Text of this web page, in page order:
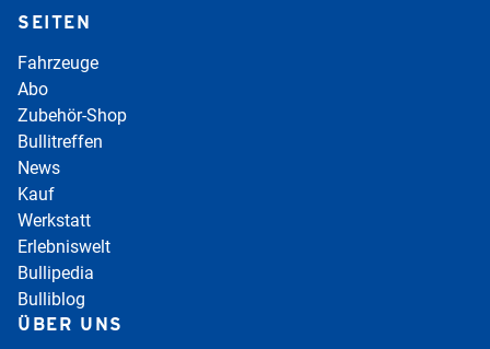
SEITEN
Fahrzeuge
Abo
Zubehör-Shop
Bullitreffen
News
Kauf
Werkstatt
Erlebniswelt
Bullipedia
Bulliblog
ÜBER UNS